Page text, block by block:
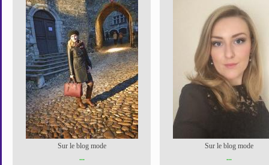
Sur le blog mode
...
Sur le blog mode
...